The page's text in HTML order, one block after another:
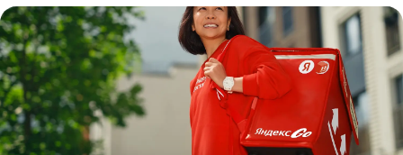
Водитель
грузовой машины